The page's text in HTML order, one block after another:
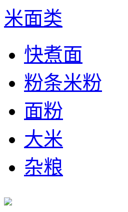
米面类
快煮面
粉条米粉
面粉
大米
杂粮